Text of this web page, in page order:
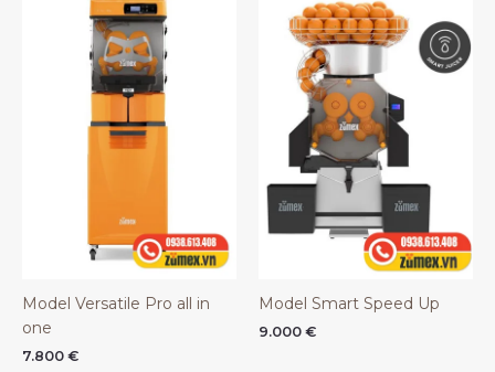
Model Versatile Pro all in
one
7.800 €
Model Smart Speed Up
9.000 €